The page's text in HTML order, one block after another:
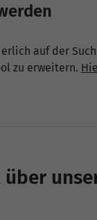
auf der
zu erweitern.
über